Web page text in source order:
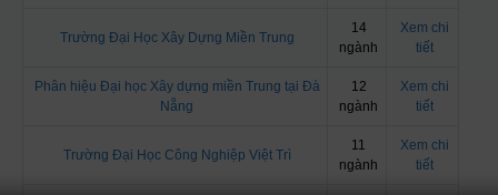
Trường Đại Học Xây Dựng Miền Trung
14
ngành
Xem chi
tiết
Phân hiệu Đại học Xây dựng miền Trung tại Đà
Nẵng
12
ngành
Xem chi
tiết
Trường Đại Học Công Nghiệp Việt Trì
11
ngành
Xem chi
tiết